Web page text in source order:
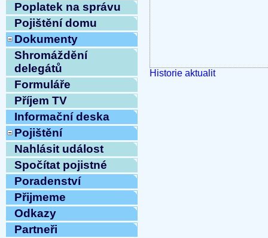
Poplatek na správu
Pojištění domu
Dokumenty
Shromáždění
delegátů
Formuláře
Příjem TV
Informační deska
Pojištění
Nahlásit událost
Spočítat pojistné
Poradenství
Přijmeme
Odkazy
Partneři
Historie aktualit